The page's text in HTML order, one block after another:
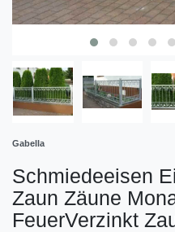
Gabella
Schmiedeeisen
Zaun Zäune
FeuerVerzinkt